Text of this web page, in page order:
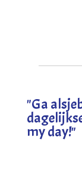
"Ga
my day!"